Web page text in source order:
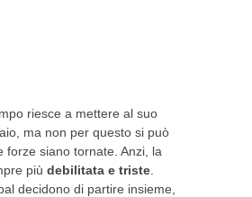
riesce a mettere al suo
ma non per questo si può
forze siano tornate. Anzi, la
più debilitata e triste
decidono di partire insieme,